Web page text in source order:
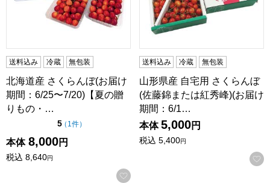
送料込み 冷蔵 無包装
北海道産 さくらんぼ(お届け
期間：6/25〜7/20)【夏の贈
りもの・…
5点（5点満点中）
（ 1件の評価
）
本体 8,000円
税込 8,640円
お気に入りに登録する
送料込み 冷蔵 無包装
山形県産 自宅用 さくらんぼ
(佐藤錦または紅秀峰)(お届け
期間：6/1…
本体 5,000円
税込 5,400円